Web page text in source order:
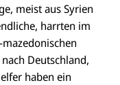
meist aus Syrien
harrten im
Deutschland,
haben ein